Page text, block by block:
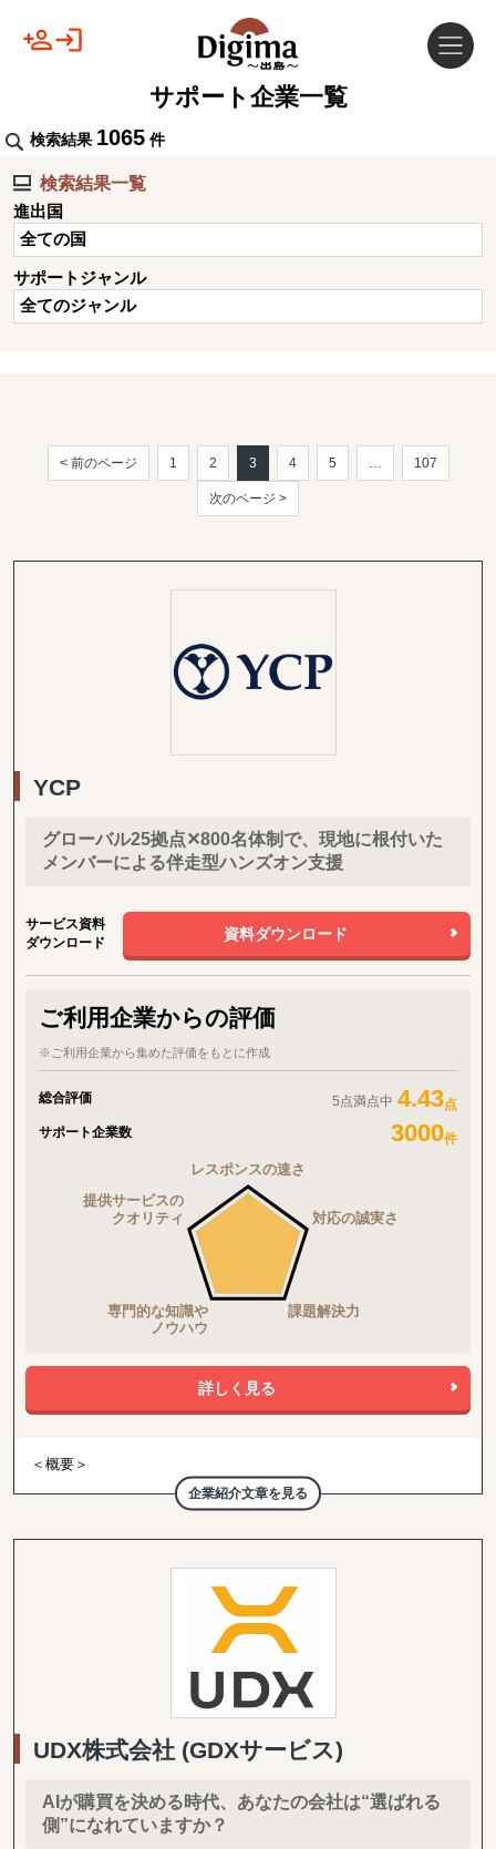
サポート企業一覧
検索結果 1065 件
検索結果一覧
進出国
全ての国
サポートジャンル
全てのジャンル
< 前のページ 1 2 3 4 5 … 107
次のページ >
YCP
グローバル25拠点✕800名体制で、現地に根付いた
メンバーによる伴走型ハンズオン支援
サービス資料
ダウンロード
資料ダウンロード
ご利用企業からの評価
※ご利用企業から集めた評価をもとに作成
総合評価 5点満点中 4.43点
サポート企業数
3000件
詳しく見る
企業紹介文章を見る
＜概要＞
・アジアを中心とする世界21拠点、コンサルタント800名体制を有
する、日系独立系では最大級のコンサルティングファーム（東証上
走型ハンズオン支援、顧客ニーズに応じた柔軟な現地対応が可能
・マッキンゼー/ボストンコンサルティンググループ/ゴールドマン
サックス/P&G/Google出身者が、グローバルノウハウを提供
事業群（パーソナルケア/飲食業/ヘルスケア/卸売/教育など）の海
外展開実績に基づく、実践的なアドバイスを提供
＜支援スコープ＞
・調査/戦略から、現地パートナー発掘、現地拠点/オペレーション
気通貫で支援
・グローバル企業から中堅/中小/スタートアップ企業まで、企業規
模を問わずに多様な海外進出ニーズに応じたソリューションを提供
UDX株式会社 (GDXサービス)
AIが購買を決める時代、あなたの会社は“選ばれる
側”になれていますか？